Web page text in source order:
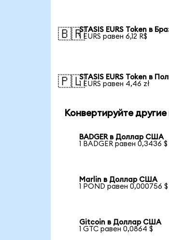
🇧🇷STASIS EURS Token в
1 EURS равен 6,12 R$
🇵🇱STASIS EURS Token в
1 EURS равен 4,46 zł
Конвертируйте
BADGER в Доллар США
1 BADGER равен 0,3436 $
Marlin в Доллар США
1 POND равен 0,000756 $
Gitcoin в Доллар США
1 GTC равен 0,0864 $